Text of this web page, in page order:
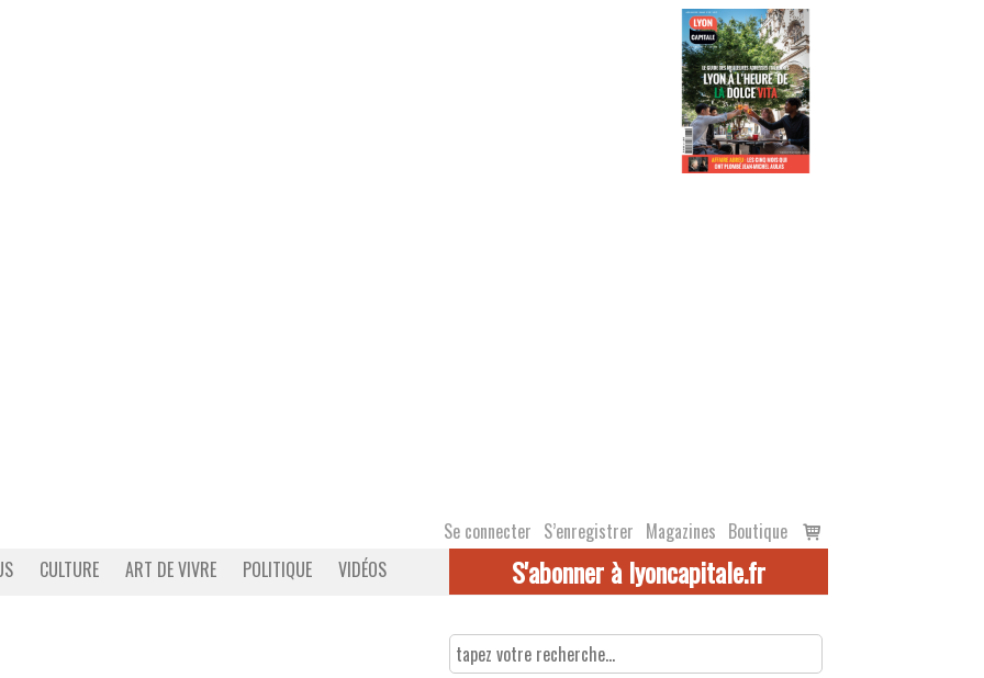
Se connecter S’enregistrer Magazines Boutique
Voir
le
CULTURE ART DE VIVRE POLITIQUE VIDÉOS S'abonner à lyoncapitale.fr